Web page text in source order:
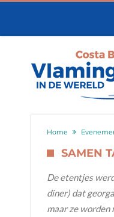
Home
SAMEN
De etentjes
diner) dat
maar ze worden